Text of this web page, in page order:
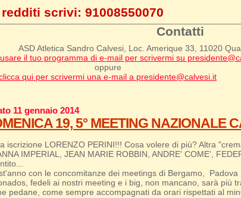
redditi scrivi:91008550070
Contatti
ASD Atletica Sandro Calvesi, Loc. Amerique 33, 11020
il tuo programma di e-mail per scrivermi su
oppure
qui per scrivermi una e-mail a presidente@calvesi.it
11 gennaio 2014
19, 5° MEETING NAZIONALE
iscrizione LORENZO PERINI!!! Cosa volere di più? Altra
IMPERIAL, JEAN MARIE ROBBIN, ANDRE' COME',
con le concomitanze dei meetings di Bergamo,
fedeli ai nostri meeting e i big, non mancano, sarà più
pedane, come sempre accompagnati da orari rispettati al